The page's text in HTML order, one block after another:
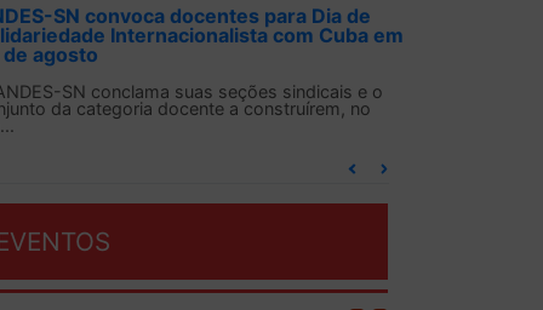
SN convoca docentes para Dia de
Internacionalista com Cuba em
de agosto
SN conclama suas seções sindicais e o
da categoria docente a construírem, no